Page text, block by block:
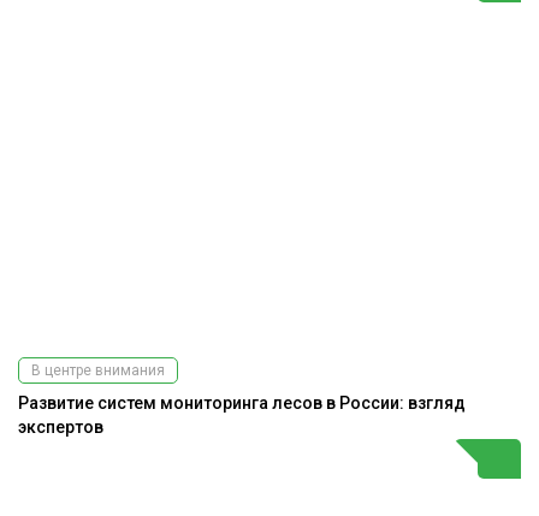
В центре внимания
Развитие систем мониторинга лесов в России: взгляд
экспертов